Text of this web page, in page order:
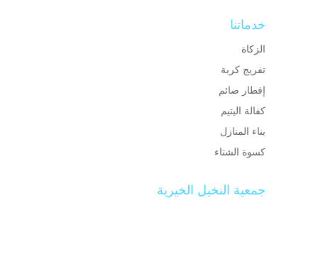
خدماتنا
الزكاة
تفريج كربة
إفطار صائم
كفالة اليتيم
بناء المنازل
كسوة الشتاء
جمعية النخيل الخيرية